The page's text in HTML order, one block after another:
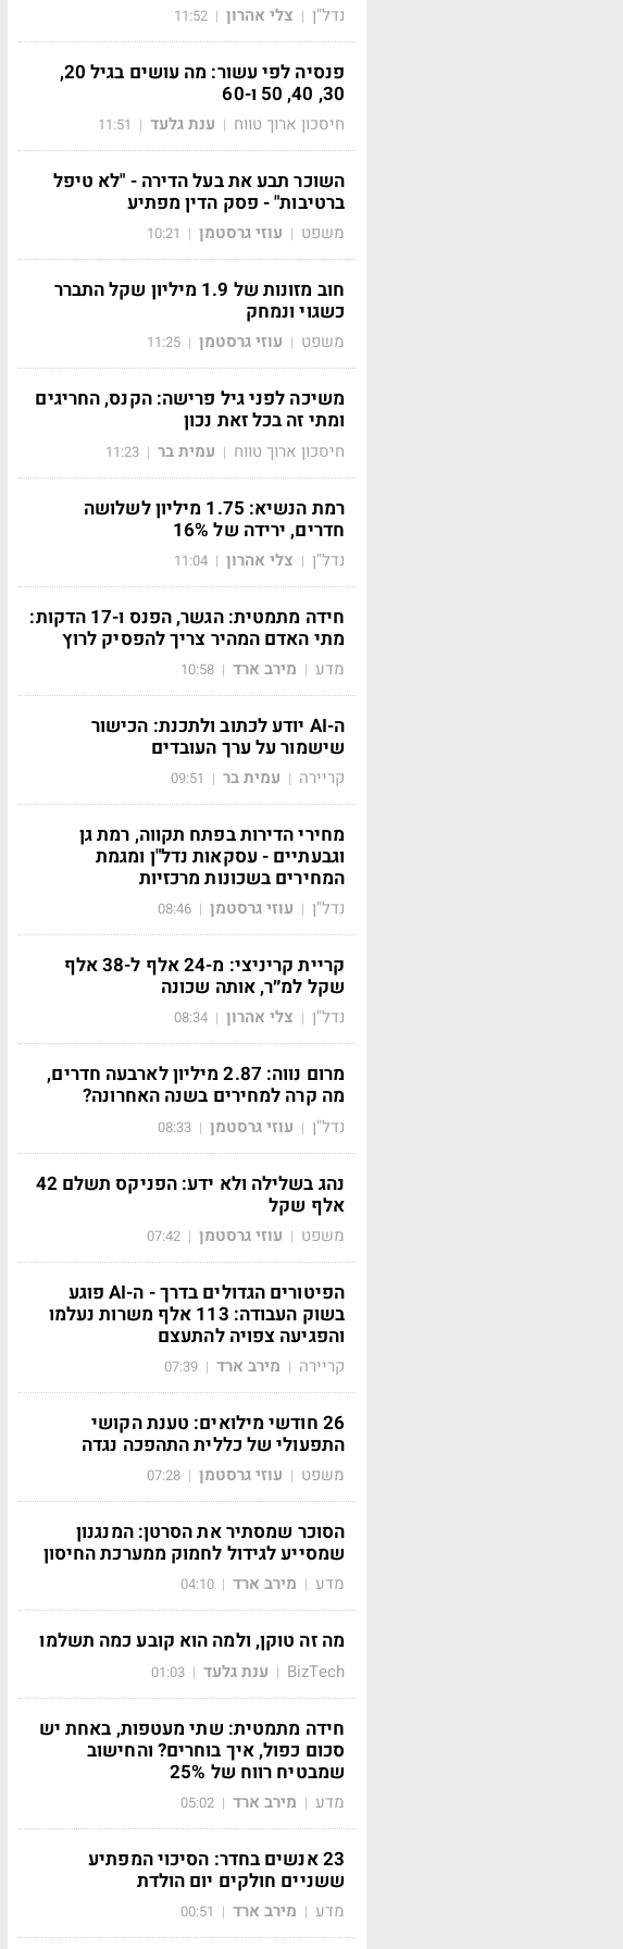
נדל"ן | צלי אהרון |
11:52
פנסיה לפי עשור: מה עושים בגיל 20,
30, 40, 50 ו-60
חיסכון ארוך טווח | ענת גלעד |
11:51
השוכר תבע את בעל הדירה - "לא טיפל
ברטיבות" - פסק הדין מפתיע
משפט | עוזי גרסטמן |
10:21
חוב מזונות של 1.9 מיליון שקל התברר
כשגוי ונמחק
משפט | עוזי גרסטמן |
11:25
משיכה לפני גיל פרישה: הקנס, החריגים
ומתי זה בכל זאת נכון
חיסכון ארוך טווח | עמית בר |
11:23
רמת הנשיא: 1.75 מיליון לשלושה
חדרים, ירידה של 16%
נדל"ן | צלי אהרון |
11:04
חידה מתמטית: הגשר, הפנס ו-17 הדקות:
מתי האדם המהיר צריך להפסיק לרוץ
מדע | מירב ארד |
10:58
ה-AI יודע לכתוב ולתכנת: הכישור
שישמור על ערך העובדים
קריירה | עמית בר |
09:51
מחירי הדירות בפתח תקווה, רמת גן
וגבעתיים - עסקאות נדל"ן ומגמת
המחירים בשכונות מרכזיות
נדל"ן | עוזי גרסטמן |
08:46
קריית קריניצי: מ-24 אלף ל-38 אלף
שקל למ״ר, אותה שכונה
נדל"ן | צלי אהרון |
08:34
מרום נווה: 2.87 מיליון לארבעה חדרים,
מה קרה למחירים בשנה האחרונה?
נדל"ן | עוזי גרסטמן |
08:33
נהג בשלילה ולא ידע: הפניקס תשלם 42
אלף שקל
משפט | עוזי גרסטמן |
07:42
הפיטורים הגדולים בדרך - ה-AI פוגע
בשוק העבודה: 113 אלף משרות נעלמו
והפגיעה צפויה להתעצם
קריירה | מירב ארד |
07:39
26 חודשי מילואים: טענת הקושי
התפעולי של כללית התהפכה נגדה
משפט | עוזי גרסטמן |
07:28
הסוכר שמסתיר את הסרטן: המנגנון
שמסייע לגידול לחמוק ממערכת החיסון
מדע | מירב ארד |
04:10
מה זה טוקן, ולמה הוא קובע כמה תשלמו
BizTech
| ענת גלעד |
01:03
חידה מתמטית: שתי מעטפות, באחת יש
סכום כפול, איך בוחרים? והחישוב
שמבטיח רווח של 25%
מדע | מירב ארד |
05:02
23 אנשים בחדר: הסיכוי המפתיע
ששניים חולקים יום הולדת
מדע | מירב ארד |
00:51